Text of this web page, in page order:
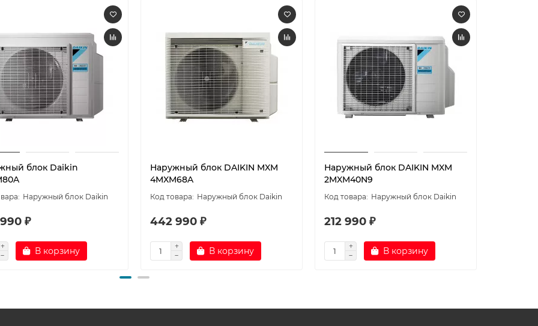
блок Daikin
Наружный блок Daikin
₽
В корзину
Наружный блок DAIKIN MXM
4MXM68A
Наружный блок Daikin
442 990 ₽
В корзину
Наружный блок DAIKIN MXM
2MXM40N9
Наружный блок Daikin
212 990 ₽
В корзину